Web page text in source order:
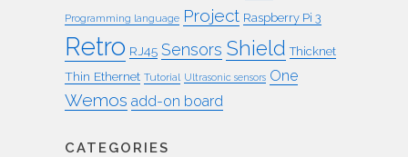
Programming language Project Raspberry Pi 3
Retro RJ45 Sensors Shield Thicknet
Thin Ethernet Tutorial Ultrasonic sensors One
Wemos add-on board
CATEGORIES